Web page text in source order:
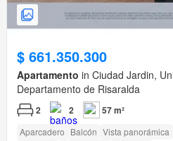
$ 661.350.300
Apartamento in Ciudad Jardin,
Departamento de Risaralda
2 2 57 m²
Aparcadero Balcón Vista panorámica